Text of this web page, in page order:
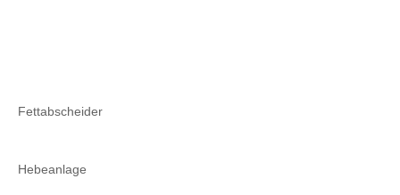
Fettabscheider
Hebeanlage